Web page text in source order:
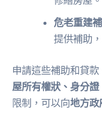
危老重建補
提供補助
申請這些補助和貸款
屋所有權狀、身分
限制，可以向地方政